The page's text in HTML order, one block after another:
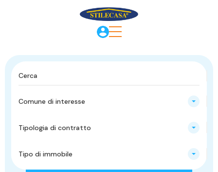
Comune di interesse
Tipologia di contratto
Tipo di immobile